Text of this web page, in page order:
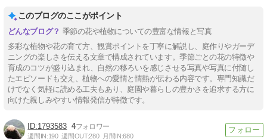
このブログのここがポイント
季節の花や植物についての豊富な情報と写真
多彩な植物や花の育て方、観賞ポイントを丁寧に解説し、庭作りやガーデ
ニングの楽しさを伝える文章で構成されています。季節ごとの花の特徴や
育成のコツが盛り込まれ、自然の移ろいを感じさせる写真や写真に付随し
たエピソードも交え、植物への愛情と情熱が伝わる内容です。専門知識だ
けでなく気軽に読める工夫もあり、庭園や暮らしの豊かさを追求する方に
向けた親しみやすい情報発信が特徴です。
1793583 4
週間IN:190 週間OUT:280 月間IN:680